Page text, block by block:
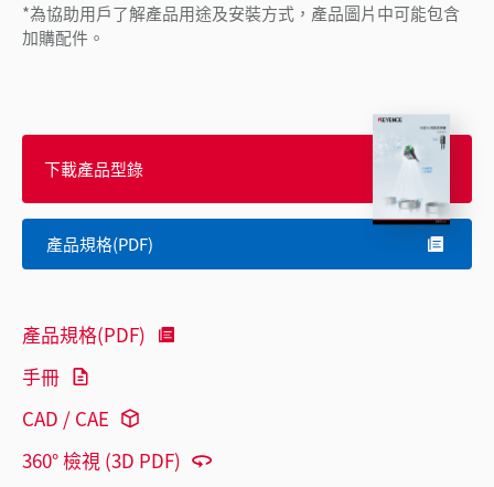
*為協助用戶了解產品用途及安裝方式，產品圖片中可能包含
加購配件。
下載產品型錄
產品規格(PDF)
產品規格(PDF)
手冊
CAD / CAE
360° 檢視 (3D PDF)